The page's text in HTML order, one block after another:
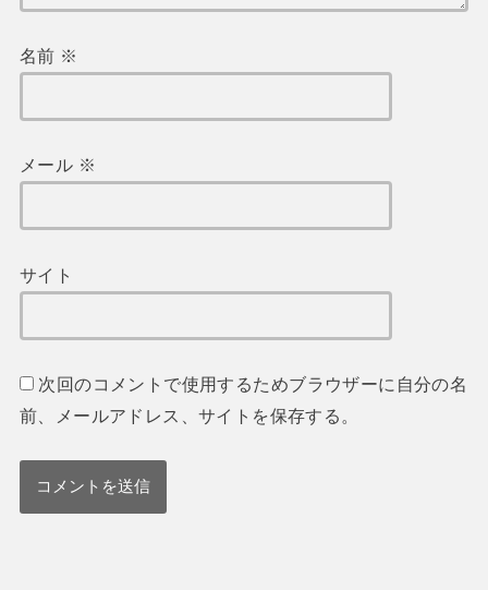
名前 ※
メール ※
サイト
次回のコメントで使用するためブラウザーに自分の名
前、メールアドレス、サイトを保存する。